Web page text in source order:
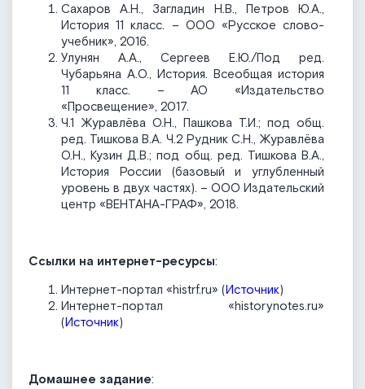
Сахаров А.Н., Загладин Н.В., Петров Ю.А.,
История 11 класс. – ООО «Русское слово-
учебник», 2016.
Улунян А.А., Сергеев Е.Ю./Под ред.
Чубарьяна А.О., История. Всеобщая история
11 класс. – АО «Издательство
«Просвещение», 2017.
Ч.1 Журавлёва О.Н., Пашкова Т.И.; под общ.
ред. Тишкова В.А. Ч.2 Рудник С.Н., Журавлёва
О.Н., Кузин Д.В.; под общ. ред. Тишкова В.А.,
История России (базовый и углубленный
уровень в двух частях). – ООО Издательский
центр «ВЕНТАНА-ГРАФ», 2018.
Ссылки на интернет-ресурсы:
Интернет-портал «histrf.ru» (Источник)
Интернет-портал «historynotes.ru»
(Источник)
Домашнее задание: